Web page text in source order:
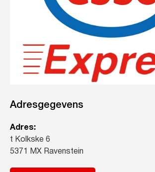
Adresgegevens
Adres:
t Kolkske 6
5371 MX Ravenstein